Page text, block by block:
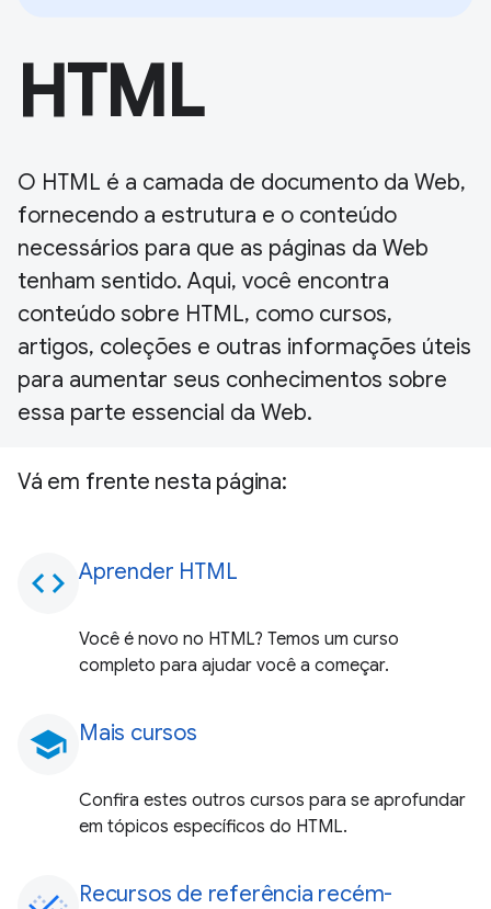
HTML
O HTML é a camada de documento da Web,
fornecendo a estrutura e o conteúdo
necessários para que as páginas da Web
tenham sentido. Aqui, você encontra
conteúdo sobre HTML, como cursos,
artigos, coleções e outras informações úteis
para aumentar seus conhecimentos sobre
essa parte essencial da Web.
Vá em frente nesta página:
code Aprender HTML
Você é novo no HTML? Temos um curso
completo para ajudar você a começar.
school Mais cursos
Confira estes outros cursos para se aprofundar
em tópicos específicos do HTML.
Recursos de referência recém-